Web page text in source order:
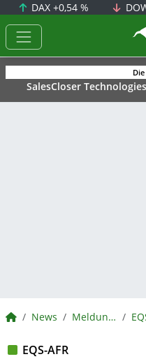
DAX+0,54 %
SalesCloser
BörsenNEWS.de
News Meldungen
EQS-AFR